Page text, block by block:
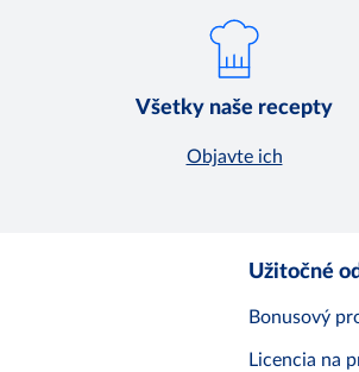
Všetky naše recepty
Objavte ich
Užitočné
Bonusový
Licencia na